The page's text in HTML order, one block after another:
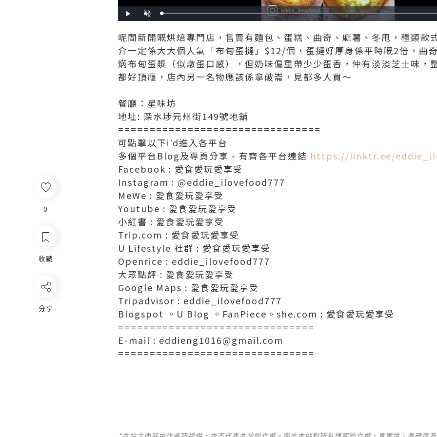
0
收藏
分享
Play Unmute Loaded:
100.00%
呢間新開嘅烘焙專門店，售賣有麵包、蛋糕、曲奇、麻薯、冬甩，種類款
介一定係大大個人氣「布甸蛋撻」$12/個，蛋撻好厚身係平時嘅2倍，曲
焫布甸蛋漿（似燉蛋口感），但奶味偏重帶少少蛋香，仲有淡淡芝士味，
都好頂癮，店內另一名物應該係拿破崙，見都多人買～
餐廳：星味坊
地址: 深水埗元州街149號地舖
================================
可點擊以下i'd進入各平台
多個平台Blog及專頁分享 - 有齊各平台連結 https://linktr.ee/
Facebook : 愛食愛玩愛享受
Instagram : @eddie_ilovefood777
MeWe : 愛食愛玩愛享受
Youtube : 愛食愛玩愛享受
小紅書 : 愛食愛玩愛享受
Trip.com : 愛食愛玩愛享受
U Lifestyle 社群 : 愛食愛玩愛享受
Openrice : eddie_ilovefood777
大眾點評 : 愛食愛玩愛享受
Google Maps : 愛食愛玩愛享受
Tripadvisor : eddie_ilovefood777
Blogspot 。U Blog 。FanPiece。she.com : 愛食愛玩愛享受
===============================
E-mail : eddieng1016@gmail.com
===============================